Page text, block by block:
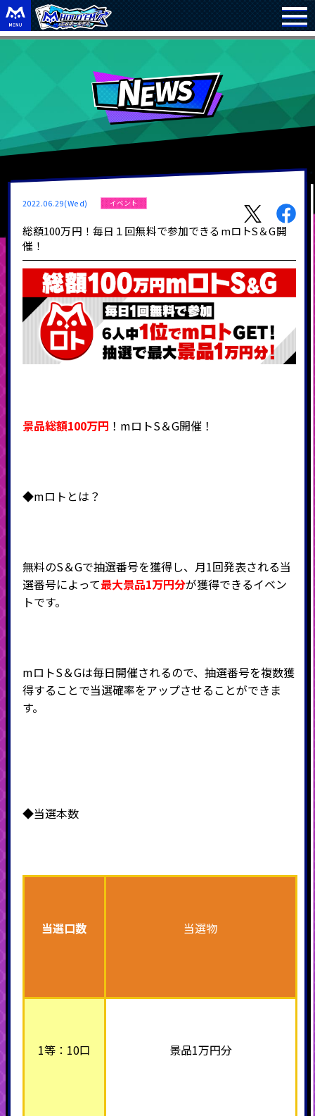
2022.06.29(Wed) イベント
総額100万円！毎日１回無料で参加できるmロトS＆G開
催！
景品総額100万円 ！mロトS＆G開催！
◆mロトとは？
無料のS＆Gで抽選番号を獲得し、月1回発表される当
選番号によって最大景品1万円分が獲得できるイベン
トです。
mロトS＆Gは毎日開催されるので、抽選番号を複数獲
得することで当選確率をアップさせることができま
す。
◆当選本数
当選口数 当選物
1等：10口 景品1万円分